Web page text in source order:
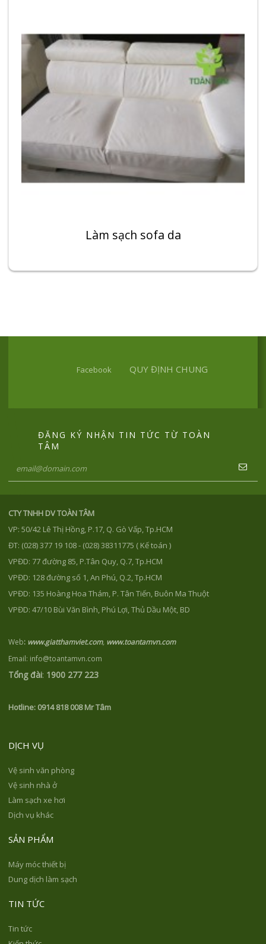
Làm sạch sofa da
Facebook QUY ĐỊNH CHUNG
ĐĂNG KÝ NHẬN TIN TỨC TỪ TOÀN
TÂM
CTY TNHH DV TOÀN TÂM
VP: 50/42 Lê Thị Hồng, P.17, Q. Gò Vấp, Tp.HCM
ĐT: (028) 377 19 108 - (028) 38311775 ( Kế toán )
VPĐD: 77 đường 85, P.Tân Quy, Q.7, Tp.HCM
VPĐD: 128 đường số 1, An Phú, Q.2, Tp.HCM
VPĐD: 135 Hoàng Hoa Thám, P. Tân Tiến, Buôn Ma Thuột
VPĐD: 47/10 Bùi Văn Bình, Phú Lợi, Thủ Dầu Một, BD
Web: www.giatthamviet.com, www.toantamvn.com
Email: info@toantamvn.com
Tổng đài: 1900 277 223
Hotline: 0914 818 008 Mr Tâm
DỊCH VỤ
Vệ sinh văn phòng
Vệ sinh nhà ở
Làm sạch xe hơi
Dịch vụ khác
SẢN PHẨM
Máy móc thiết bị
Dung dịch làm sạch
TIN TỨC
Tin tức